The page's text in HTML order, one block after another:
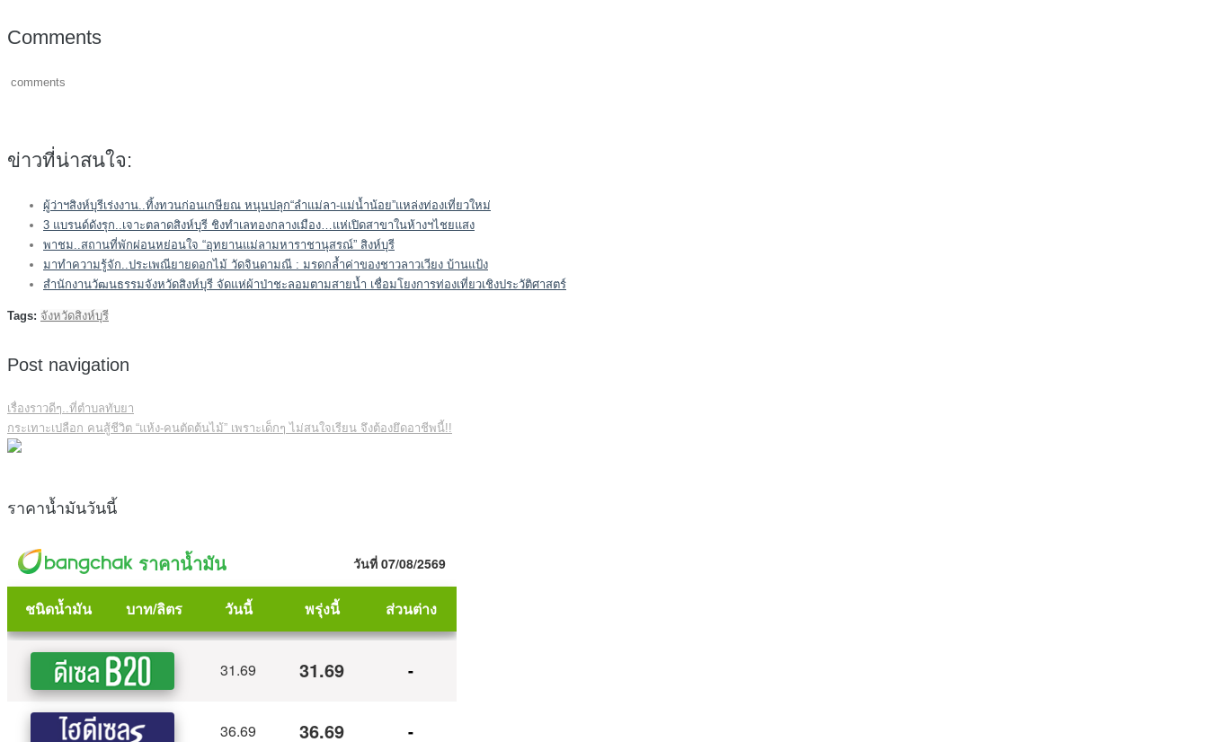
Comments
comments
ข่าวที่น่าสนใจ:
ผู้ว่าฯสิงห์บุรีเร่งงาน..ทิ้งทวนก่อนเกษียณ หนุนปลุก“ลำแม่ลา-แม่น้ำน้อย”แหล่งท่องเที่ยวใหม่
3 แบรนด์ดังรุก..เจาะตลาดสิงห์บุรี ชิงทำเลทองกลางเมือง…แห่เปิดสาขาในห้างฯไชยแสง
พาชม..สถานที่พักผ่อนหย่อนใจ “อุทยานแม่ลามหาราชานุสรณ์” สิงห์บุรี
มาทำความรู้จัก..ประเพณียายดอกไม้ วัดจินดามณี : มรดกล้ำค่าของชาวลาวเวียง บ้านแป้ง
สำนักงานวัฒนธรรมจังหวัดสิงห์บุรี จัดแห่ผ้าป่าชะลอมตามสายน้ำ เชื่อมโยงการท่องเที่ยวเชิงประวัติศาสตร์
Tags: จังหวัดสิงห์บุรี
Post navigation
เรื่องราวดีๆ..ที่ตำบลทับยา
กระเทาะเปลือก คนสู้ชีวิต “แห้ง-คนตัดต้นไม้” เพราะเด็กๆ ไม่สนใจเรียน จึงต้องยึดอาชีพนี้!!
ราคาน้ำมันวันนี้